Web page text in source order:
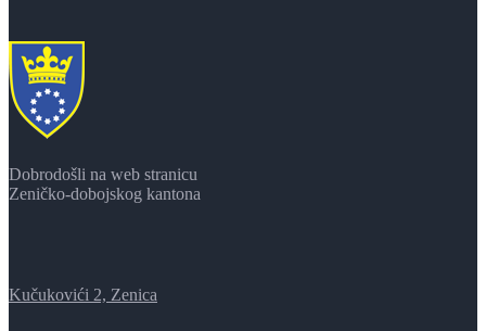
Dobrodošli na web stranicu
Zeničko-dobojskog kantona
Kučukovići 2, Zenica